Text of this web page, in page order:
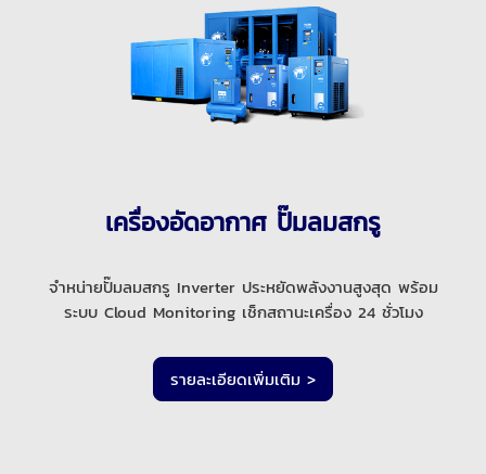
เครื่องอัดอากาศ ปั๊มลมสกรู
จำหน่ายปั๊มลมสกรู Inverter ประหยัดพลังงานสูงสุด พร้อม
ระบบ Cloud Monitoring เช็กสถานะเครื่อง 24 ชั่วโมง
รายละเอียดเพิ่มเติม >